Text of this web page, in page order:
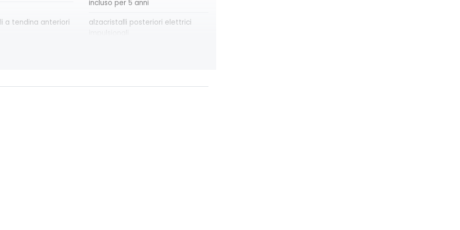
incluso per 5 anni
a tendina anteriori
alzacristalli posteriori elettrici